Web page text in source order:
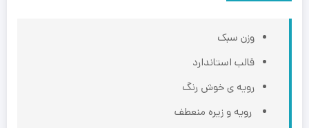
وزن سبک
قالب استاندارد
رویه ی خوش رنگ
رویه و زیره منعطف